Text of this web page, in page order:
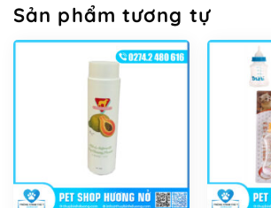
Sản phẩm tương tự